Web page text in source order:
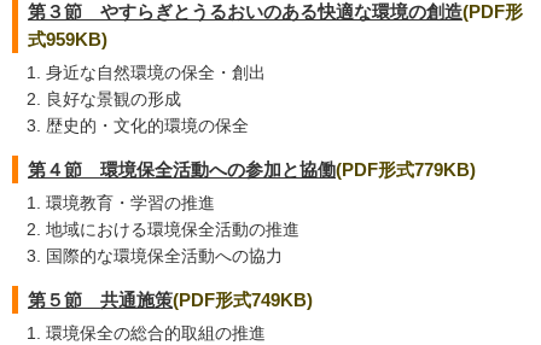
第３節 やすらぎとうるおいのある快適な環境の創造(PDF形
式959KB)
身近な自然環境の保全・創出
良好な景観の形成
歴史的・文化的環境の保全
第４節 環境保全活動への参加と協働(PDF形式779KB)
環境教育・学習の推進
地域における環境保全活動の推進
国際的な環境保全活動への協力
第５節 共通施策(PDF形式749KB)
環境保全の総合的取組の推進